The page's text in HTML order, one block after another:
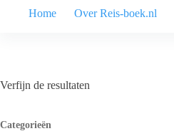
Home
Over Reis-boek.nl
Verfijn de resultaten
Categorieën